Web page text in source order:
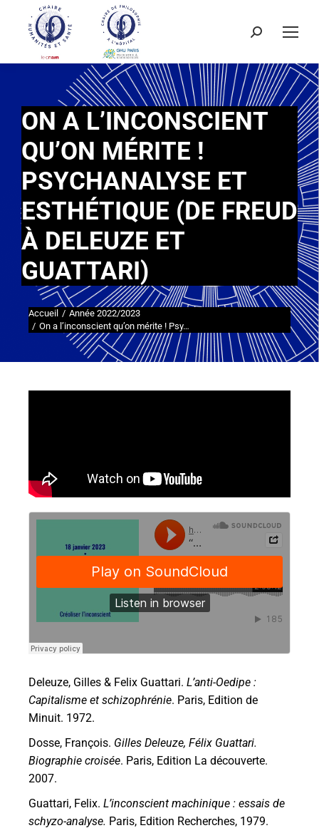
ON A L’INCONSCIENT
QU’ON MÉRITE !
PSYCHANALYSE ET
ESTHÉTIQUE (DE FREUD
À DELEUZE ET
GUATTARI)
Vous êtes ici :
Accueil
Année 2022/2023
On a l’inconscient qu’on mérite ! Psy…
Deleuze, Gilles & Felix Guattari. L’anti-Oedipe :
Capitalisme et schizophrénie. Paris, Edition de
Minuit. 1972.
Dosse, François. Gilles Deleuze, Félix Guattari.
Biographie croisée. Paris, Edition La découverte.
2007.
Guattari, Felix. L’inconscient machinique : essais de
schyzo-analyse. Paris, Edition Recherches, 1979.